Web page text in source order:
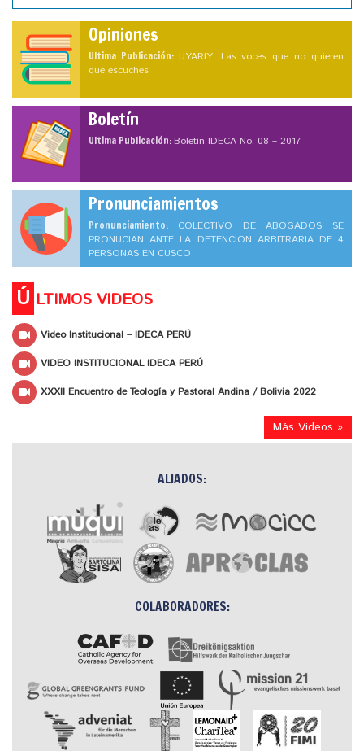
Opiniones
Ultima Publicación: UYARIY: Las voces que no quieren
que escuches
Boletín
Ultima Publicación:Boletín IDECA No. 08 – 2017
Pronunciamientos
Pronunciamiento: COLECTIVO DE ABOGADOS SE
PRONUCIAN ANTE LA DETENCION ARBITRARIA DE 4
PERSONAS EN CUSCO
Ú LTIMOS VIDEOS
Video Institucional – IDECA PERÚ
VIDEO INSTITUCIONAL IDECA PERÚ
XXXII Encuentro de Teología y Pastoral Andina / Bolivia 2022
Más Videos »
ALIADOS:
COLABORADORES: